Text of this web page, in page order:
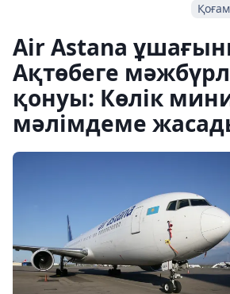
Қоғам
Air Astana
Ақтөбеге
қонуы: Көлік
мәлімдеме